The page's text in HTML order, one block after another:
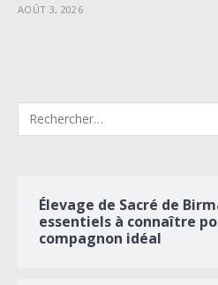
AOÛT 3, 2026
Élevage de Sacré de
essentiels à connaître
compagnon idéal